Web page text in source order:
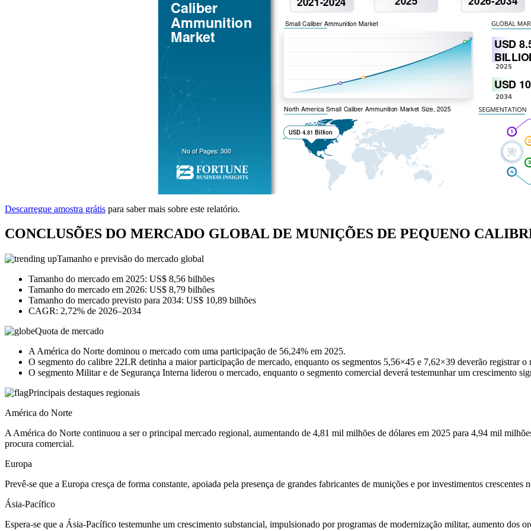
Descarregue amostra grátis para saber mais sobre este relatório.
CONCLUSÕES DO MERCADO GLOBAL DE MUNIÇÕES DE PEQUENO
Tamanho e previsão do mercado global
Tamanho do mercado em 2025: US$ 8,56 bilhões
Tamanho do mercado em 2026: US$ 8,79 bilhões
Tamanho do mercado previsto para 2034: US$ 10,89 bilhões
CAGR: 2,72% de 2026–2034
Quota de mercado
A América do Norte dominou o mercado com uma participação de 56,24% em 2025.
O segmento do calibre 22LR detinha a maior participação de mercado, enquanto os segmentos 5,56×45 e 7,62×39 deverão registrar
O segmento Militar e de Segurança Interna liderou o mercado, enquanto o segmento comercial deverá testemunhar um crescimento
Principais destaques regionais
América do Norte
A América do Norte continuou a ser o principal mercado regional, aumentando de 4,81 mil milhões de dólares em 2025 para 4,94 mil
procura comercial.
Europa
Prevê-se que a Europa cresça de forma constante, apoiada pela presença de grandes fabricantes de munições e por investimentos crescentes
Ásia-Pacífico
Espera-se que a Ásia-Pacífico testemunhe um crescimento substancial, impulsionado por programas de modernização militar, aumento dos